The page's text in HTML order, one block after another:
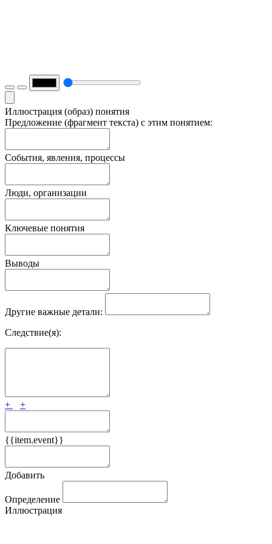
Иллюстрация (образ) понятия
Предложение (фрагмент текста) с этим понятием:
События, явления, процессы
Люди, организации
Ключевые понятия
Выводы
Другие важные детали:
Следствие(я):
+ +
{{item.event}}
Добавить
Определение
Иллюстрация